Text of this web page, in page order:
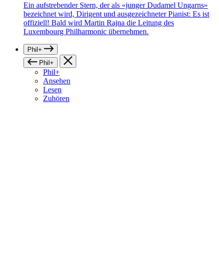
Ein aufstrebender Stern, der als «junger Dudamel Ungarns»
bezeichnet wird, Dirigent und ausgezeichneter Pianist: Es ist
offiziell! Bald wird Martin Rajna die Leitung des
Luxembourg Philharmonic übernehmen.
Phil+
Phil+
Phil+
Ansehen
Lesen
Zuhören